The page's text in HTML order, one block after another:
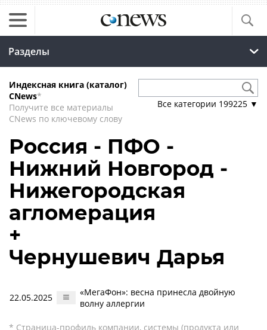
Разделы
Индексная книга (каталог)
CNews*
Получите все материалы
CNews по ключевому слову
Все категории 199225 ▼
Россия - ПФО -
Нижний Новгород -
Нижегородская
агломерация
+
Чернушевич Дарья
22.05.2025
«МегаФон»: весна принесла двойную
волну аллергии
* Страница-профиль компании, системы (продукта или